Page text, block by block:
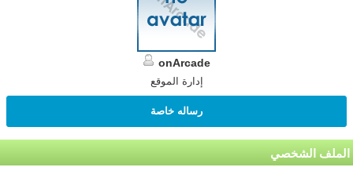
onArcade
إدارة الموقع
رساله خاصة
الملف الشخصي